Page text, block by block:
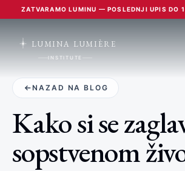
ZATVARAMO LUMINU — POSLEDNJI UPIS DO
LUMINA LUMIÈRE
INSTITUTE
NAZAD NA BLOG
Kako si se
sopstvenom